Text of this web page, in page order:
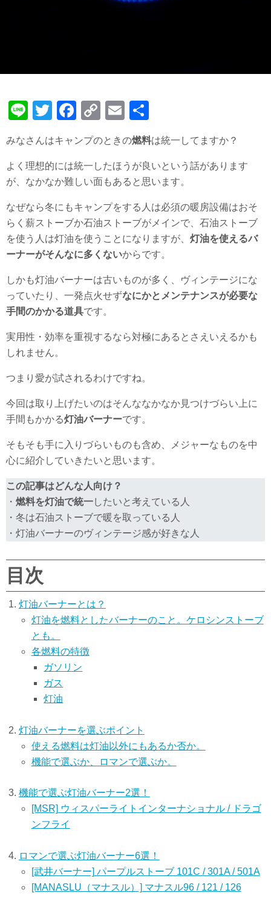
Li
e
T
tt
er
F
c
e
b
o
o
k
C
p
y
Li
n
k
E
m
ail
有
みなさんはキャンプのときの燃料は統一してますか？
よく理想的には統一したほうが良いという話があります
が、なかなか難しい面もあると思います。
なぜなら冬にもキャンプをする人は必須の暖房設備はおそ
らく薪ストーブか石油ストーブがメインで、石油ストーブ
を使う人は灯油を使うことになりますが、 灯油を使えるバ
ーナーがそんなに多くないからです。
しかも灯油バーナーは古いものが多く、ヴィンテージにな
っていたり、一発点火せずなにかとメンテナンスが必要な
手間のかかる道具です。
実用性・効率を重視するなら対極にあるとさえいえるかも
しれません。
つまり愛が試されるわけですね。
今回は取り上げたいのはそんななかなか見つけづらい上に
手間もかかる灯油バーナーです。
そもそも手に入りづらいものも含め、メジャーなものを中
心に紹介していきたいと思います。
この記事はどんな人向け？
・ 燃料を灯油で統一したいと考えている人
・冬は石油ストーブで暖を取っている人
・灯油バーナーのヴィンテージ感が好きな人
目次
灯油バーナーとは？
灯油を燃料としたバーナーのこと。ケロシンストーブ
とも。
各燃料の特徴
ガソリン
ガス
灯油
灯油バーナーを選ぶポイント
使える燃料は灯油以外にもあるか否か。
機能で選ぶか、ロマンで選ぶか。
機能で選ぶ灯油バーナー2選！
[MSR] ウィスパーライトインターナショナル / ドラゴ
ンフライ
ロマンで選ぶ灯油バーナー6選！
[武井バーナー] パープルストーブ 101C / 301A / 501A
[MANASLU（マナスル）] マナスル96 / 121 / 126